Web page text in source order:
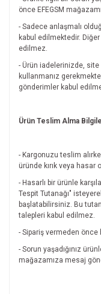
önce EFEGSM
- Sadece anlaşmalı
kabul edilmektedir.
edilmez.
- Ürün iadelerinizde,
kullanmanız
gönderimler kabul
Ürün Teslim Alma
- Kargonuzu teslim
üründe kırık veya hasar
- Hasarlı bir ürünle
Tespit Tutanağı"
başlatabilirsiniz. Bu
talepleri kabul edilmez.
- Sipariş vermeden
- Sorun yaşadığınız
mağazamıza mesaj